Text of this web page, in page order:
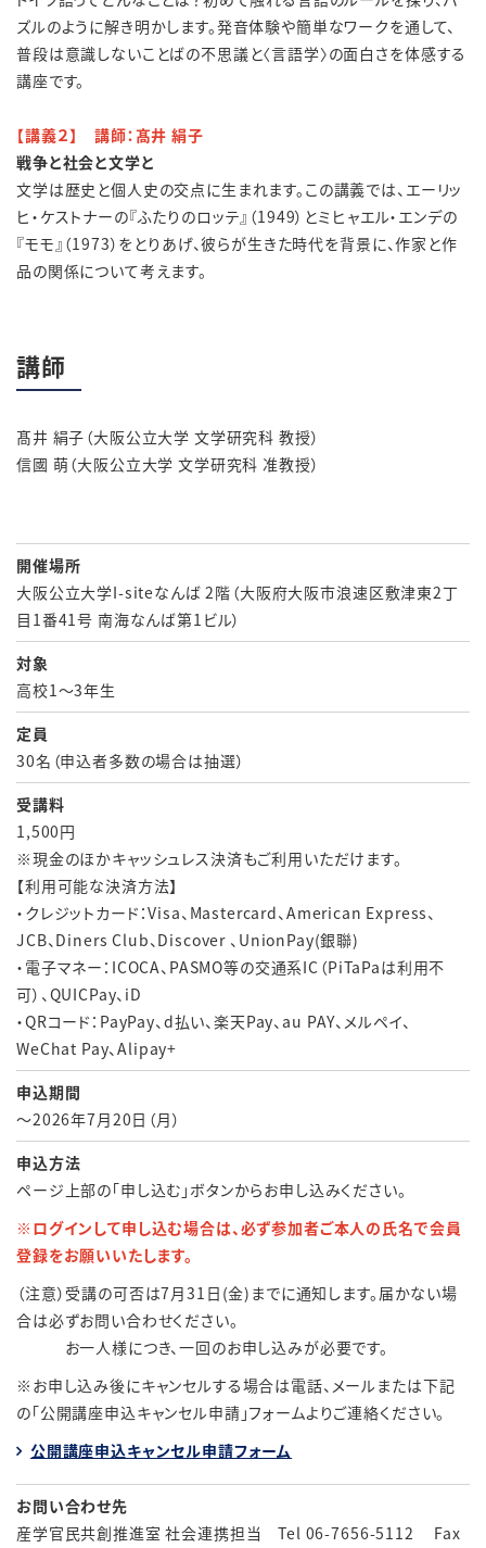
ズルのように解き明かします。発音体験や簡単なワークを通して、
普段は意識しないことばの不思議と〈言語学〉の面白さを体感する
講座です。
【講義２】 講師：髙井 絹子
戦争と社会と文学と
文学は歴史と個人史の交点に生まれます。この講義では、エーリッ
ヒ・ケストナーの『ふたりのロッテ』（1949）とミヒャエル・エンデの
『モモ』（1973）をとりあげ、彼らが生きた時代を背景に、作家と作
品の関係について考えます。
講師
髙井 絹子（大阪公立大学 文学研究科 教授）
信國 萌（大阪公立大学 文学研究科 准教授）
開催場所
大阪公立大学I-siteなんば 2階（大阪府大阪市浪速区敷津東2丁
目1番41号 南海なんば第1ビル）
対象
高校1～3年生
定員
30名（申込者多数の場合は抽選）
受講料
1,500円
※現金のほかキャッシュレス決済もご利用いただけます。
【利用可能な決済方法】
・クレジットカード：Visa、Mastercard、American Express、
JCB、Diners Club、Discover 、UnionPay(銀聯)
・電子マネー：ICOCA、PASMO等の交通系IC（PiTaPaは利用不
可）、QUICPay、iD
・QRコード：PayPay、d払い、楽天Pay、au PAY、メルペイ、
WeChat Pay、Alipay+
申込期間
～2026年7月20日（月）
申込方法
ページ上部の「申し込む」ボタンからお申し込みください。
※ログインして申し込む場合は、必ず参加者ご本人の氏名で会員
登録をお願いいたします。
（注意）受講の可否は7月31日(金)までに通知します。届かない場
合は必ずお問い合わせください。
お一人様につき、一回のお申し込みが必要です。
※お申し込み後にキャンセルする場合は電話、メールまたは下記
の「公開講座申込キャンセル申請」フォームよりご連絡ください。
公開講座申込キャンセル申請フォーム
お問い合わせ先
産学官民共創推進室 社会連携担当 Tel 06-7656-5112 Fax